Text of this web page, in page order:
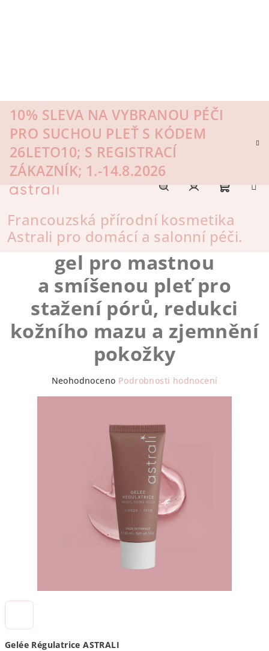
10% SLEVA NA VYBRANOU PÉČI
PRO SUCHOU PLEŤ S KÓDEM
26LETO10; S REGISTRACÍ
ZÁKAZNÍK; 1.-14.8.2026
košík
Francouzská přírodní kosmetika
Astrali pro domácí a salonní péči.
Gelée Régulatrice ASTRALI
Regulating Jellymatující
gel pro mastnou
a smíšenou pleť pro
stažení pórů, redukci
kožního mazu a zjemnění
pokožky
Průměrné
Neohodnoceno Podrobnosti hodnocení